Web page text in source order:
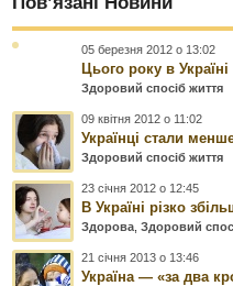
05 березня 2012 о 13:02
Цього року в
Здоровий спосіб життя
09 квітня 2012 о 11:02
Українці стали
Здоровий спосіб життя
23 січня 2012 о 12:45
В Україні різко
Здорова ,Здоровий
21 січня 2013 о 13:46
Україна — «за два